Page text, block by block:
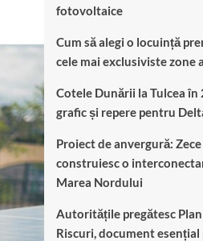
fotovoltaice
Cum să alegi o locuință
cele mai exclusiviste zone
Cotele Dunării la Tulcea în
grafic și repere pentru
Proiect de anvergură:
construiesc o
Marea Nordului
Autoritățile pregătesc
Riscuri, document